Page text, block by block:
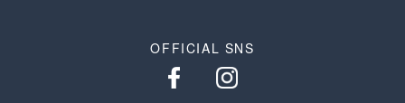
OFFICIAL SNS